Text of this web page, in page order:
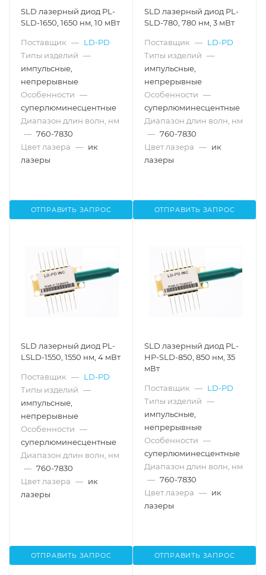
SLD лазерный диод PL-
SLD-1650, 1650 нм, 10 мВт
Поставщик — LD-PD
Типы изделий —
импульсные,
непрерывные
Особенности —
суперлюминесцентные
Диапазон длин волн, нм
— 760-7830
Цвет лазера — ик
лазеры
ОТПРАВИТЬ ЗАПРОС
SLD лазерный диод PL-
SLD-780, 780 нм, 3 мВт
Поставщик — LD-PD
Типы изделий —
импульсные,
непрерывные
Особенности —
суперлюминесцентные
Диапазон длин волн, нм
— 760-7830
Цвет лазера — ик
лазеры
ОТПРАВИТЬ ЗАПРОС
SLD лазерный диод PL-
LSLD-1550, 1550 нм, 4 мВт
Поставщик — LD-PD
Типы изделий —
импульсные,
непрерывные
Особенности —
суперлюминесцентные
Диапазон длин волн, нм
— 760-7830
Цвет лазера — ик
лазеры
ОТПРАВИТЬ ЗАПРОС
SLD лазерный диод PL-
HP-SLD-850, 850 нм, 35
мВт
Поставщик — LD-PD
Типы изделий —
импульсные,
непрерывные
Особенности —
суперлюминесцентные
Диапазон длин волн, нм
— 760-7830
Цвет лазера — ик
лазеры
ОТПРАВИТЬ ЗАПРОС